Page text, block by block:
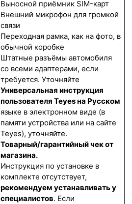
Выносной приёмник SIM-карт
Внешний микрофон для громкой
связи
Переходная рамка, как на фото, в
обычной коробке
Штатные разъёмы автомобиля
со всеми адаптерами, если
требуется. Уточняйте
Универсальная инструкция
пользователя Teyes на Русском
языке в электронном виде (в
памяти устройства или на сайте
Teyes), уточняйте.
Товарный/гарантийный чек от
магазина.
Инструкция по установке в
комплекте отсутствует,
рекомендуем устанавливать у
специалистов. Если